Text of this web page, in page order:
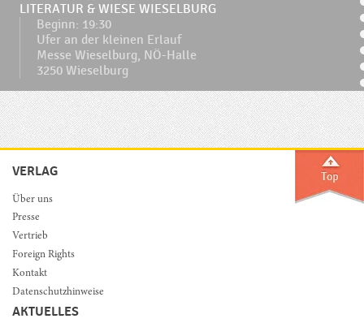
LITERATUR & WIESE WIESELBURG
Beginn: 19:30
Ufer an der kleinen Erlauf
Messe Wieselburg, NÖ-Halle
3250 Wieselburg
VERLAG
Über uns
Presse
Vertrieb
Foreign Rights
Kontakt
Datenschutzhinweise
AKTUELLES